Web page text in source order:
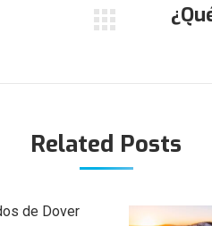
Publicación
Related Posts
de Dover